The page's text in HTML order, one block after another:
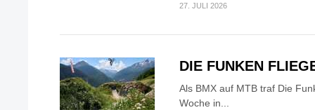
27. JULI 2026
DIE FUNKEN
Als BMX auf MTB traf Die
Woche in...